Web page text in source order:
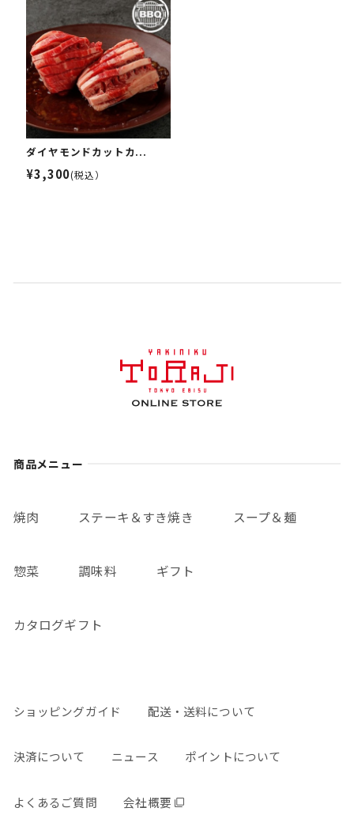
ダイヤモンドカットカ...
¥3,300(税込）
商品メニュー
焼肉 ステーキ＆すき焼き スープ＆麺
惣菜 調味料 ギフト
カタログギフト
ショッピングガイド 配送・送料について
決済について ニュース ポイントについて
よくあるご質問 会社概要